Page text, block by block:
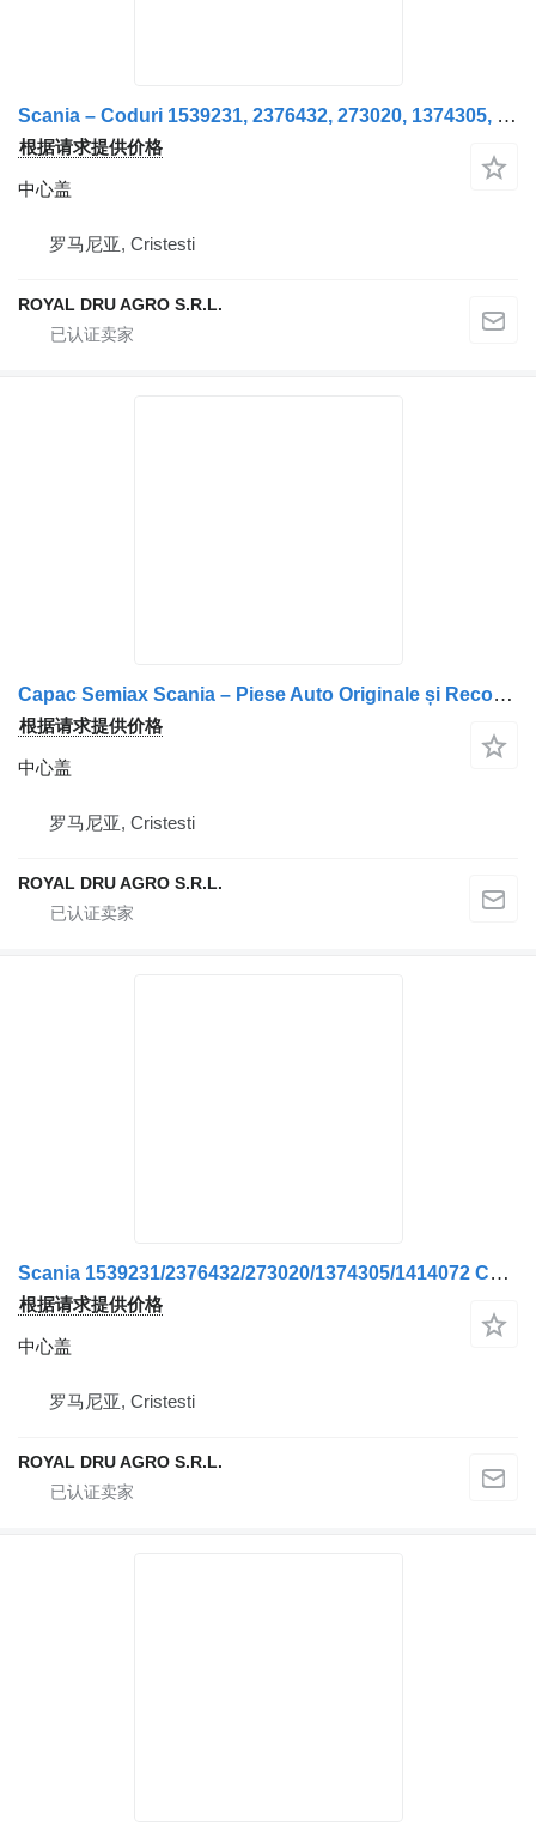
Scania – Coduri 1539231, 2376432, 273020, 1374305, 1414072 Capac Semiax pentru
根据请求提供价格
中心盖
罗马尼亚, Cristesti
ROYAL DRU AGRO S.R.L.
Capac Semiax Scania – Piese Auto Originale și Recondiționate
根据请求提供价格
中心盖
罗马尼亚, Cristesti
ROYAL DRU AGRO S.R.L.
Scania 1539231/2376432/273020/1374305/1414072 Capac Semiax
根据请求提供价格
中心盖
罗马尼亚, Cristesti
ROYAL DRU AGRO S.R.L.